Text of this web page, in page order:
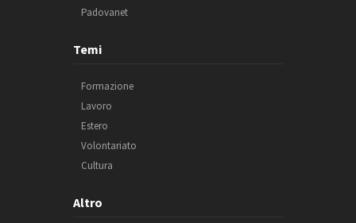
Padovanet
Temi
Formazione
Lavoro
Estero
Volontariato
Cultura
Altro